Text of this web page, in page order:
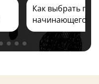
Как выбрать
начинающего